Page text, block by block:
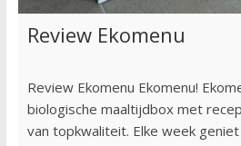
Review Ekomenu
Review Ekomenu Ekomenu!
biologische maaltijdbox met
van topkwaliteit. Elke week